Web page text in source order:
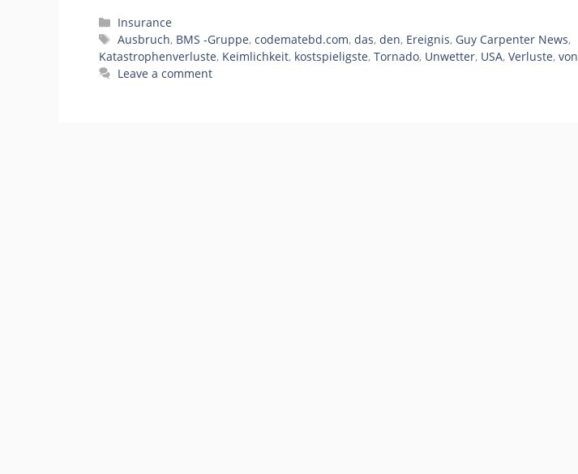
Categories
Insurance
Tags
Ausbruch, BMS -Gruppe,codematebd.com,das,den, Ereignis, Guy Carpenter News,
Katastrophenverluste, Keimlichkeit, kostspieligste, Tornado, Unwetter, USA, Verluste, von
Leave a comment